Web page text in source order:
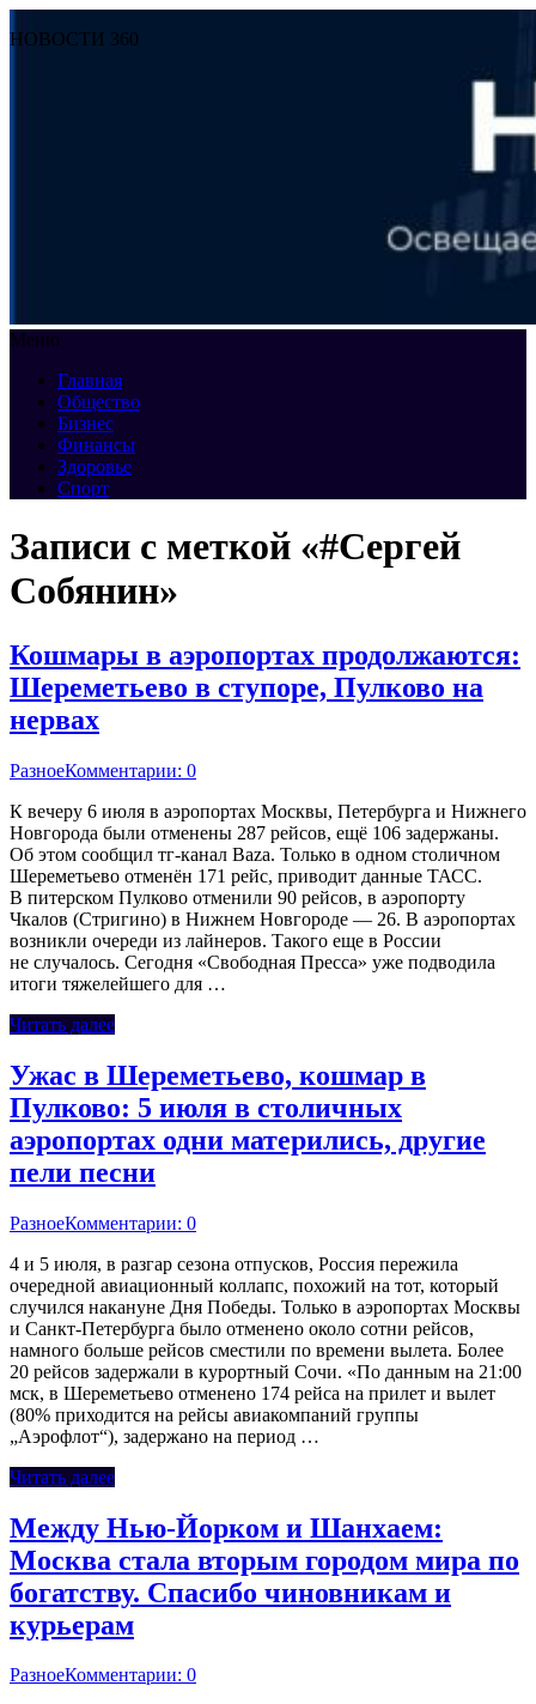
НОВОСТИ 360
Меню
Главная
Общество
Бизнес
Финансы
Здоровье
Спорт
Записи с меткой «#Сергей
Собянин»
Кошмары в аэропортах продолжаются:
Шереметьево в ступоре, Пулково на
нервах
РазноеКомментарии: 0
К вечеру 6 июля в аэропортах Москвы, Петербурга и Нижнего
Новгорода были отменены 287 рейсов, ещё 106 задержаны.
Об этом сообщил тг-канал Baza. Только в одном столичном
Шереметьево отменён 171 рейс, приводит данные ТАСС.
В питерском Пулково отменили 90 рейсов, в аэропорту
Чкалов (Стригино) в Нижнем Новгороде — 26. В аэропортах
возникли очереди из лайнеров. Такого еще в России
не случалось. Сегодня «Свободная Пресса» уже подводила
итоги тяжелейшего для …
Читать далее
Ужас в Шереметьево, кошмар в
Пулково: 5 июля в столичных
аэропортах одни матерились, другие
пели песни
РазноеКомментарии: 0
4 и 5 июля, в разгар сезона отпусков, Россия пережила
очередной авиационный коллапс, похожий на тот, который
случился накануне Дня Победы. Только в аэропортах Москвы
и Санкт-Петербурга было отменено около сотни рейсов,
намного больше рейсов сместили по времени вылета. Более
20 рейсов задержали в курортный Сочи. «По данным на 21:00
мск, в Шереметьево отменено 174 рейса на прилет и вылет
(80% приходится на рейсы авиакомпаний группы
„Аэрофлот“), задержано на период …
Читать далее
Между Нью-Йорком и Шанхаем:
Москва стала вторым городом мира по
богатству. Спасибо чиновникам и
курьерам
РазноеКомментарии: 0